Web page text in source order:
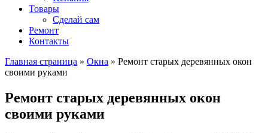
Товары
Сделай сам
Ремонт
Контакты
Главная страница » Окна » Ремонт старых деревянных окон
своими руками
Ремонт старых деревянных окон
своими руками